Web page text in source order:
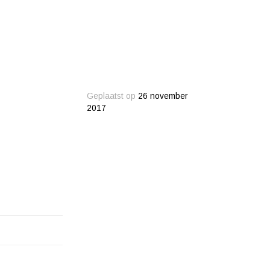
Geplaatst op 26 november
2017